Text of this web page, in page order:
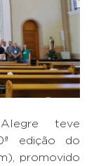
teve
edição do
promovido